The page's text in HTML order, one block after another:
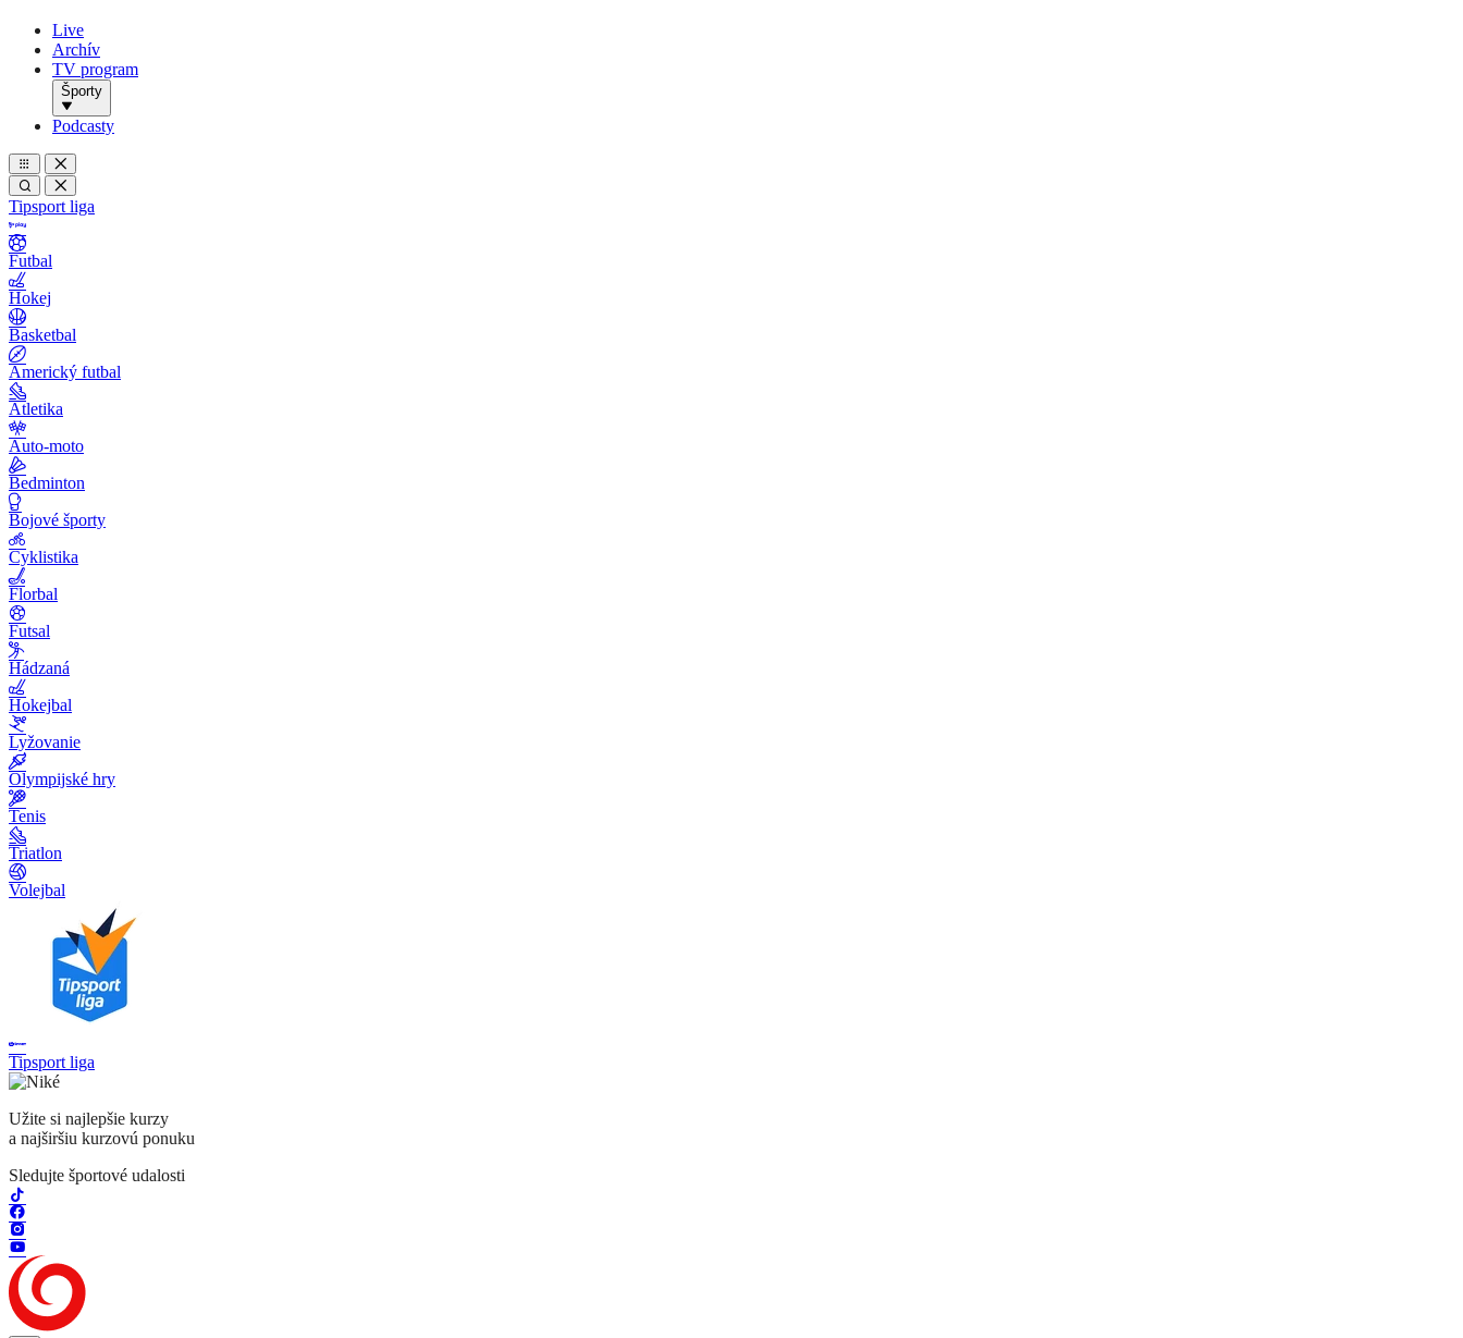
Live
Archív
TV program
Športy
Podcasty
Tipsport liga
Futbal
Hokej
Basketbal
Americký futbal
Atletika
Auto-moto
Bedminton
Bojové športy
Cyklistika
Florbal
Futsal
Hádzaná
Hokejbal
Lyžovanie
Olympijské hry
Tenis
Triatlon
Volejbal
Tipsport liga
Užite si najlepšie kurzy
a najširšiu kurzovú ponuku
Sledujte športové udalosti